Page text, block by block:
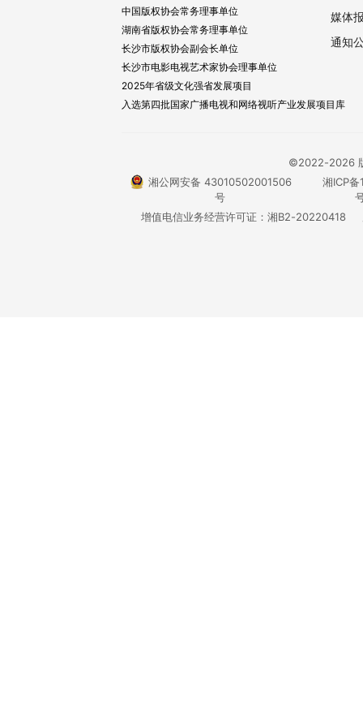
中国版权协会常务理事单位
湖南省版权协会常务理事单位
长沙市版权协会副会长单位
长沙市电影电视艺术家协会理事单位
2025年省级文化强省发展项目
入选第四批国家广播电视和网络视听产业发展项目库
媒体
通知
©2022-2026
湘公网安备 43010502001506
号
湘ICP
增值电信业务经营许可证：湘B2-20220418